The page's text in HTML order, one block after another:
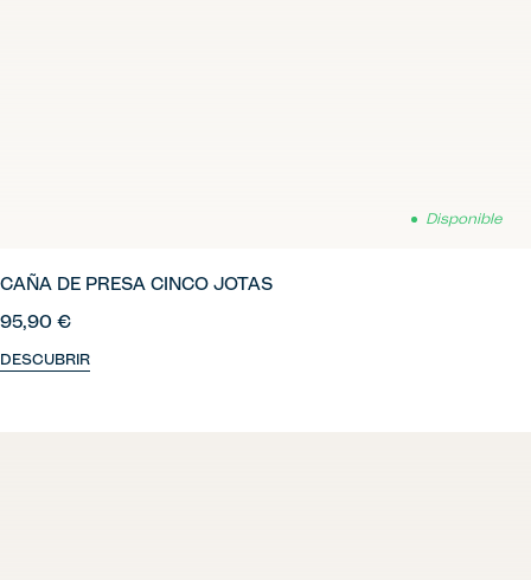
Disponible
CAÑA DE PRESA CINCO JOTAS
95,90 €
DESCUBRIR